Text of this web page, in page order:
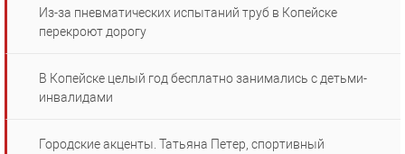
Из-за пневматических испытаний труб в Копейске
перекроют дорогу
В Копейске целый год бесплатно занимались с детьми-
инвалидами
Городские акценты. Татьяна Петер, спортивный